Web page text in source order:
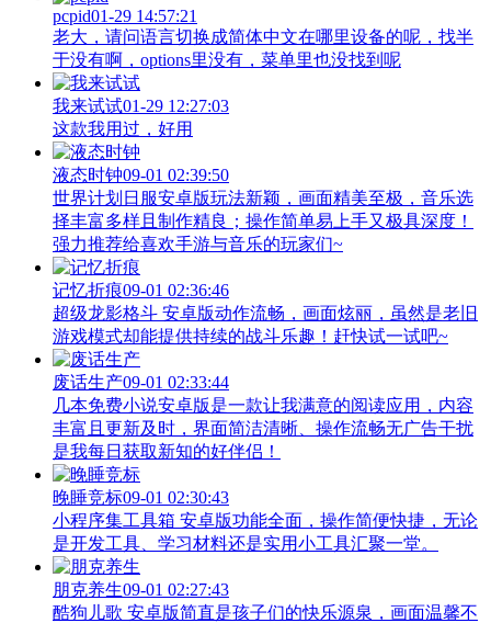
pcpid01-29 14:57:21
老大，请问语言切换成简体中文在哪里设备的呢，找半
于没有啊，options里没有，菜单里也没找到呢
我来试试01-29 12:27:03
这款我用过，好用
液态时钟09-01 02:39:50
世界计划日服安卓版玩法新颖，画面精美至极，音乐选
择丰富多样且制作精良；操作简单易上手又极具深度！
强力推荐给喜欢手游与音乐的玩家们~
记忆折痕09-01 02:36:46
超级龙影格斗 安卓版动作流畅，画面炫丽，虽然是老旧
游戏模式却能提供持续的战斗乐趣！赶快试一试吧~
废话生产09-01 02:33:44
几本免费小说安卓版是一款让我满意的阅读应用，内容
丰富且更新及时，界面简洁清晰、操作流畅无广告干扰
是我每日获取新知的好伴侣！
晚睡竞标09-01 02:30:43
小程序集工具箱 安卓版功能全面，操作简便快捷，无论
是开发工具、学习材料还是实用小工具汇聚一堂。
朋克养生09-01 02:27:43
酷狗儿歌 安卓版简直是孩子们的快乐源泉，画面温馨不